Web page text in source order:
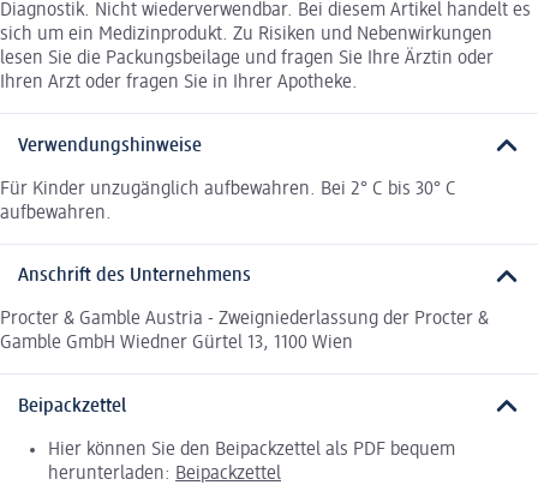
Diagnostik. Nicht wiederverwendbar. Bei diesem Artikel handelt es
sich um ein Medizinprodukt. Zu Risiken und Nebenwirkungen
lesen Sie die Packungsbeilage und fragen Sie Ihre Ärztin oder
Ihren Arzt oder fragen Sie in Ihrer Apotheke.
Verwendungshinweise
Für Kinder unzugänglich aufbewahren. Bei 2° C bis 30° C
aufbewahren.
Anschrift des Unternehmens
Procter & Gamble Austria - Zweigniederlassung der Procter &
Gamble GmbH Wiedner Gürtel 13, 1100 Wien
Beipackzettel
Hier können Sie den Beipackzettel als PDF bequem
herunterladen: Beipackzettel